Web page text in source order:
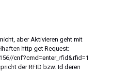
aber Aktivieren geht mit
http get Request:
cnf?cmd=enter_rfid&rfid=1
der RFID bzw. Id deren